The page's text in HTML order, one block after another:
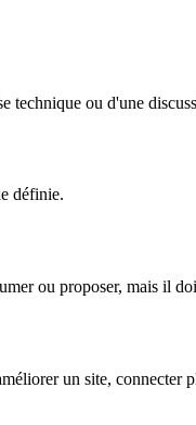
ou d'une
définie.
ou proposer, mais il
un site,